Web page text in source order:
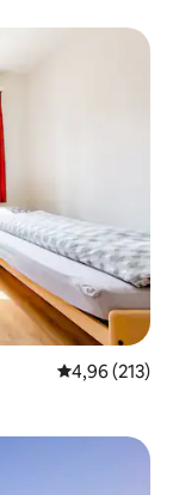
Gemiddelde
4,96 (213)